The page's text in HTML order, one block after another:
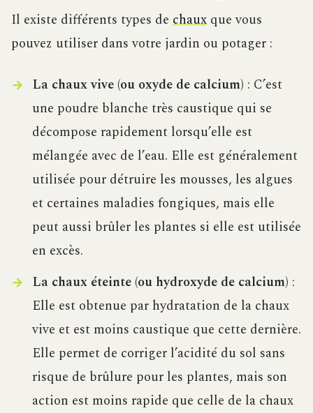
Il existe différents types de chaux que vous
pouvez utiliser dans votre jardin ou potager :
La chaux vive (ou oxyde de calcium) : C’est
une poudre blanche très caustique qui se
décompose rapidement lorsqu’elle est
mélangée avec de l’eau. Elle est généralement
utilisée pour détruire les mousses, les algues
et certaines maladies fongiques, mais elle
peut aussi brûler les plantes si elle est utilisée
en excès.
La chaux éteinte (ou hydroxyde de calcium) :
Elle est obtenue par hydratation de la chaux
vive et est moins caustique que cette dernière.
Elle permet de corriger l’acidité du sol sans
risque de brûlure pour les plantes, mais son
action est moins rapide que celle de la chaux